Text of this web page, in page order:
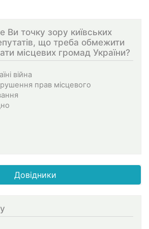
Ви точку зору київських
що треба обмежити
місцевих громад України?
війна
прав місцевого
Довідники